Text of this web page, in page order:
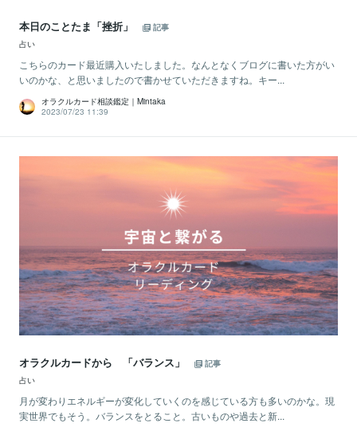
本日のことたま「挫折」
記事
占い
こちらのカード最近購入いたしました。なんとなくブログに書いた方がい
いのかな、と思いましたので書かせていただきますね。キー...
オラクルカード相談鑑定｜Mintaka
2023/07/23 11:39
オラクルカードから 「バランス」
記事
占い
月が変わりエネルギーが変化していくのを感じている方も多いのかな。現
実世界でもそう。バランスをとること。古いものや過去と新...